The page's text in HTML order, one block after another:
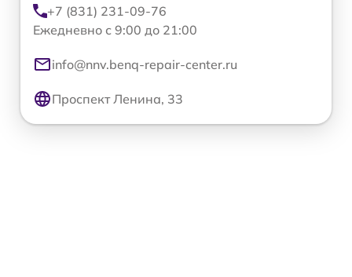
+7 (831) 231-09-76
Ежедневно с 9:00 до 21:00
info@nnv.benq-repair-center.ru
Проспект Ленина, 33